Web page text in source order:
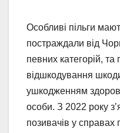
Особливі пільги
постраждали від
певних категорій,
відшкодування
ушкодженням
особи. З 2022 року
позивачів у